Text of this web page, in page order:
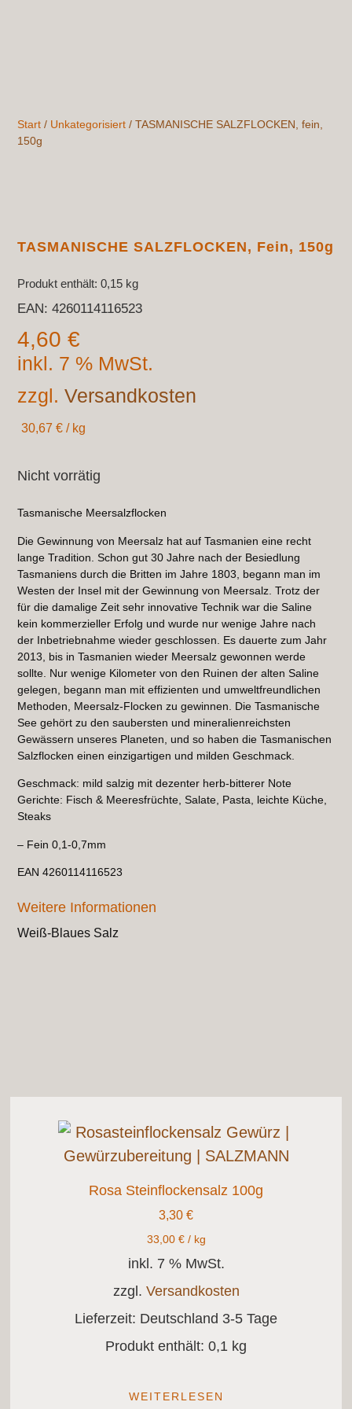
Start / Unkategorisiert / TASMANISCHE SALZFLOCKEN, fein,
150g
TASMANISCHE SALZFLOCKEN, Fein, 150g
Produkt enthält: 0,15 kg
EAN:4260114116523
4,60€
inkl. 7 % MwSt.
zzgl.Versandkosten
30,67€ / kg
Nicht vorrätig
Tasmanische Meersalzflocken
Die Gewinnung von Meersalz hat auf Tasmanien eine recht
lange Tradition. Schon gut 30 Jahre nach der Besiedlung
Tasmaniens durch die Britten im Jahre 1803, begann man im
Westen der Insel mit der Gewinnung von Meersalz. Trotz der
für die damalige Zeit sehr innovative Technik war die Saline
kein kommerzieller Erfolg und wurde nur wenige Jahre nach
der Inbetriebnahme wieder geschlossen. Es dauerte zum Jahr
2013, bis in Tasmanien wieder Meersalz gewonnen werde
sollte. Nur wenige Kilometer von den Ruinen der alten Saline
gelegen, begann man mit effizienten und umweltfreundlichen
Methoden, Meersalz-Flocken zu gewinnen. Die Tasmanische
See gehört zu den saubersten und mineralienreichsten
Gewässern unseres Planeten, und so haben die Tasmanischen
Salzflocken einen einzigartigen und milden Geschmack.
Geschmack: mild salzig mit dezenter herb-bitterer Note
Gerichte: Fisch & Meeresfrüchte, Salate, Pasta, leichte Küche,
Steaks
– Fein 0,1-0,7mm
EAN 4260114116523
Weitere Informationen
Weiß-Blaues Salz
Rosa Steinflockensalz 100g
3,30 €
33,00 €/ kg
inkl. 7 % MwSt.
zzgl. Versandkosten
Lieferzeit: Deutschland 3-5 Tage
Produkt enthält: 0,1 kg
WEITERLESEN